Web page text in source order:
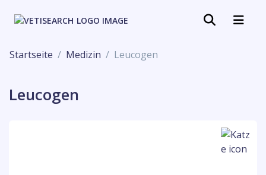
Startseite Medizin Leucogen
Leucogen